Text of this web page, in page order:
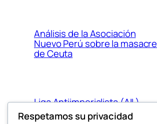
Análisis de la Asociación
Nuevo Perú sobre la masacre
de Ceuta
Liga Antiimperialista (AIL)
denuncia el papel del
Respetamos su privacidad